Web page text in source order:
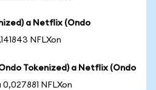
a Netflix (Ondo
NFLXon
Tokenized) a Netflix (Ondo
0,027881 NFLXon